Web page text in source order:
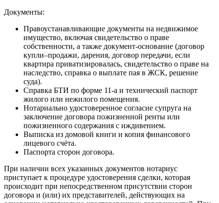
Документы:
Правоустанавливающие документы на недвижимое
имущество, включая свидетельство о праве
собственности, а также документ-основание (договор
купли–продажи, дарения, договор передачи, если
квартира приватизировалась, свидетельство о праве на
наследство, справка о выплате пая в ЖСК, решение
суда).
Справка БТИ по форме 11-а и технический паспорт
жилого или нежилого помещения.
Нотариально удостоверенное согласие супруга на
заключение договора пожизненной ренты или
пожизненного содержания с иждивением.
Выписка из домовой книги и копия финансового
лицевого счёта.
Паспорта сторон договора.
При наличии всех указанных документов нотариус
приступает к процедуре удостоверения сделки, которая
происходит при непосредственном присутствии сторон
договора и (или) их представителей, действующих на